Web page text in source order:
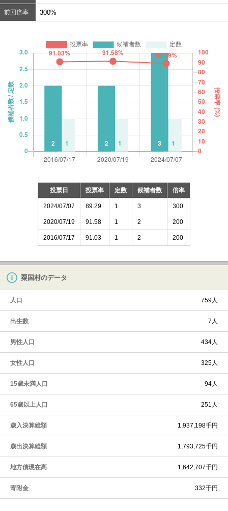
前回倍率 300%
投票日 投票率 定数 候補者数 倍率
2024/07/07 89.29 1 3 300
2020/07/19 91.58 1 2 200
2016/07/17 91.03 1 2 200
粟国村のデータ
人口 759人
出生数 7人
男性人口 434人
女性人口 325人
15歳未満人口 94人
65歳以上人口 251人
歳入決算総額 1,937,198千円
歳出決算総額 1,793,725千円
地方債現在高 1,642,707千円
寄附金 332千円